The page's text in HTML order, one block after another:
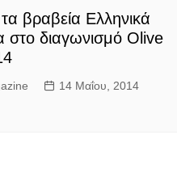
βραβεία Ελληνικά
στο διαγωνισμό Olive
14 Μαΐου, 2014